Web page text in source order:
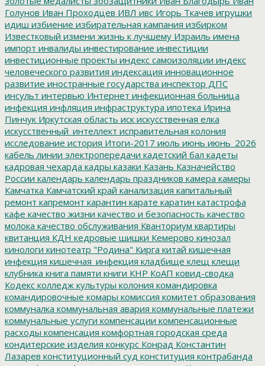
Голунов Иван Проходцев ИВЛ ивс Игорь Ткачев игрушки
идиш избиение избирательная кампания избирком
Известковый измени жизнь к лучшему Израиль имена
импорт инвалиды инвестирование инвестиции
инвестиционные проекты индекс самоизоляции индекс
человеческого развития индексация инновационное
развитие иностранные государства инспектор ДПС
инсульт интервью Интернет инфекционная больница
инфекция инфляция инфраструктура ипотека Ирина
Пинчук Иркутская область иск искусственная елка
искусственный_интеллект исправительная колония
исследование история Итоги-2017 июль июнь июнь_2026
кабель линии электропередачи кадетский бал кадеты
кадровая чехарда кадры казаки Казань Казначейство
России календарь календарь праздников камера камеры
Камчатка Камчатский край канализация капитальный
ремонт капремонт карантин карате каратин катастрофа
кафе качество жизни качество и безопасность качество
молока качество обслуживания Кванториум квартиры
квитанция КДН кедровые шишки Кемерово кинозал
кинологи кинотеатр "Родина" Кирга китай кишечная
инфекция кишечная_инфекция кладбище клещ клещи
клубника книга памяти книги КНР КоАП ковид-сводка
Кодекс колледж культуры колония командировка
командировочные комары комиссия комитет образования
коммуналка коммунальная авария коммунальные платежи
коммунальные услуги компенсации компенсационные
расходы компенсация комфортная городская среда
кондитерские изделия конкурс Конрад Константин
Лазарев конституционный суд конституция контрабанда